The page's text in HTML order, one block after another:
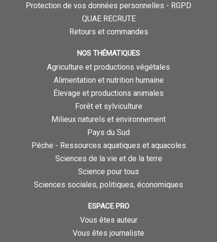
Protection de vos données personnelles - RGPD
QUAE RECRUTE
Retours et commandes
NOS THÉMATIQUES
Agriculture et productions végétales
Alimentation et nutrition humaine
Élevage et productions animales
Forêt et sylviculture
Milieux naturels et environnement
Pays du Sud
Pêche - Ressources aquatiques et aquacoles
Sciences de la vie et de la terre
Science pour tous
Sciences sociales, politiques, économiques
ESPACE PRO
Vous êtes auteur
Vous êtes journaliste